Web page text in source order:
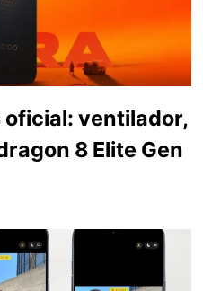
oficial: ventilador,
8 Elite Gen